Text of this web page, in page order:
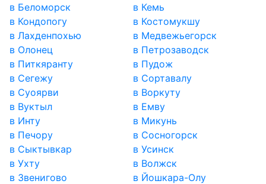
в Беломорск
в Кемь
в Кондопогу
в Костомукшу
в Лахденпохью
в Медвежьегорск
в Олонец
в Петрозаводск
в Питкяранту
в Пудож
в Сегежу
в Сортавалу
в Суоярви
в Воркуту
в Вуктыл
в Емву
в Инту
в Микунь
в Печору
в Сосногорск
в Сыктывкар
в Усинск
в Ухту
в Волжск
в Звенигово
в Йошкара-Олу